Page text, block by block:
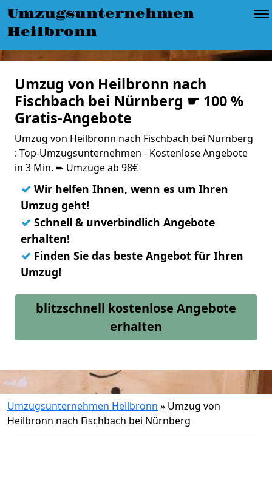
Umzugsunternehmen
Heilbronn
Umzug von Heilbronn nach
Fischbach bei Nürnberg ☛ 100 %
Gratis-Angebote
Umzug von Heilbronn nach Fischbach bei Nürnberg
: Top-Umzugsunternehmen - Kostenlose Angebote
in 3 Min. ➨ Umzüge ab 98€
✓ Wir helfen Ihnen, wenn es um Ihren
Umzug geht!
✓ Schnell & unverbindlich Angebote
erhalten!
✓ Finden Sie das beste Angebot für Ihren
Umzug!
blitzschnell kostenlose Angebote
erhalten
Umzugsunternehmen Heilbronn » Umzug von
Heilbronn nach Fischbach bei Nürnberg